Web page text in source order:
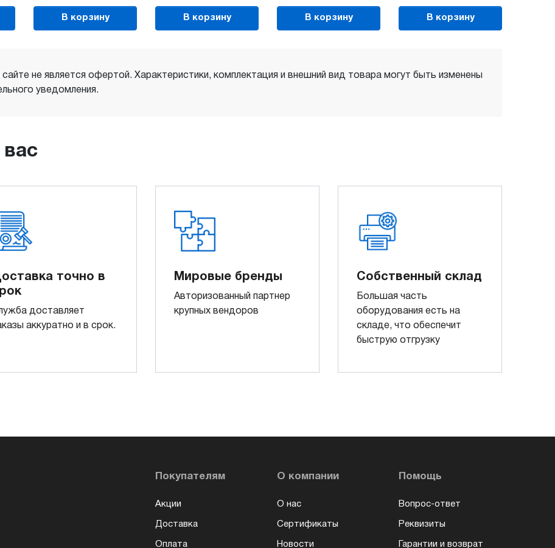
В корзину В корзину В корзину В корзину
не является офертой. Характеристики, комплектация и внешний вид товара могут быть изменены
уведомления.
вас
точно в
доставляет
аккуратно и в срок.
Мировые бренды
Авторизованный партнер
крупных вендоров
Собственный склад
Большая часть
оборудования есть на
складе, что обеспечит
быструю отгрузку
Покупателям
Акции
Доставка
Оплата
О компании
О нас
Сертификаты
Новости
Помощь
Вопрос-ответ
Реквизиты
Гарантии и возврат